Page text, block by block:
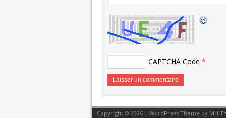
CAPTCHA Code *
Copyright © 2026 | WordPress Theme by MH